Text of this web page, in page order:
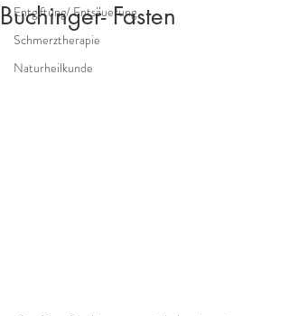
Entgiftung/ Entsäuerung
Schmerztherapie
Naturheilkunde
Buchinger- Fasten